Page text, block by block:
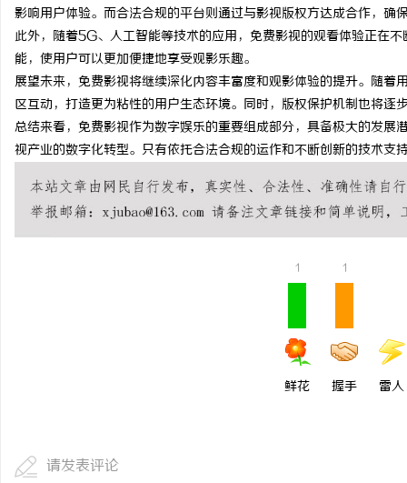
影响用户体验。而合法合规的平台则通过与影视版权方达成合作，确
此外，随着5G、人工智能等技术的应用，免费影视的观看体验正在
能，使用户可以更加便捷地享受观影乐趣。
展望未来，免费影视将继续深化内容丰富度和观影体验的提升。随
区互动，打造更为粘性的用户生态环境。同时，版权保护机制也将逐
总结来看，免费影视作为数字娱乐的重要组成部分，具备极大的发
视产业的数字化转型。只有依托合法合规的运作和不断创新的技术支
1
鲜花
1
握手 雷人
请发表评论